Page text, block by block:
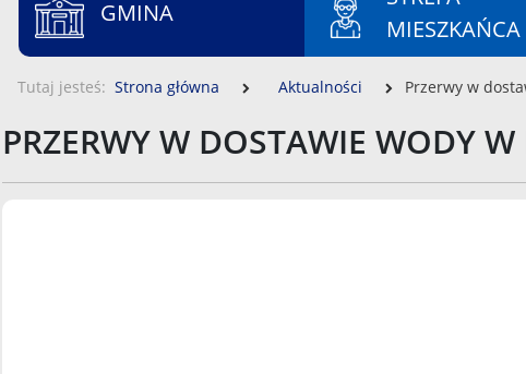
GMINA
MIESZKAŃCA
Tutaj jesteś Strona główna Aktualności Przerwy w
PRZERWY W DOSTAWIE WODY